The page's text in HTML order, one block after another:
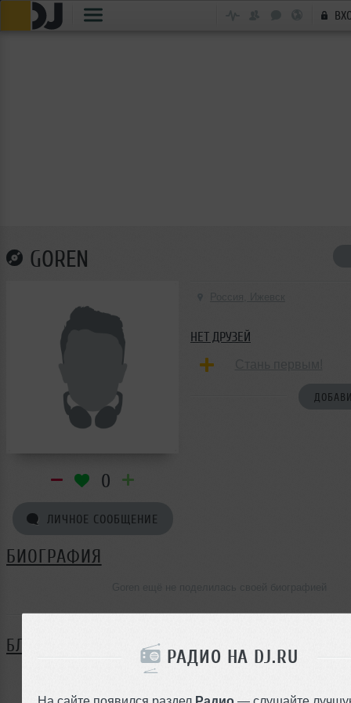
РАДИО НА DJ.RU
На сайте появился раздел Радио — слушайте
GOREN
0
ЛИЧНОЕ СООБЩЕНИЕ
НЕТ ДРУЗЕЙ
БИОГРАФИЯ
БЛОГ